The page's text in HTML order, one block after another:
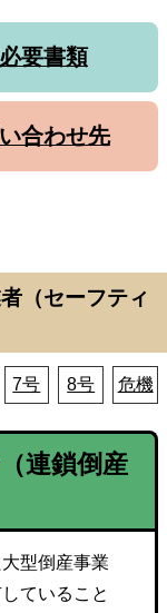
必要書類
合わせ先
（セーフティ
7号 8号 危機
（連鎖倒産
型倒産事業
ていること